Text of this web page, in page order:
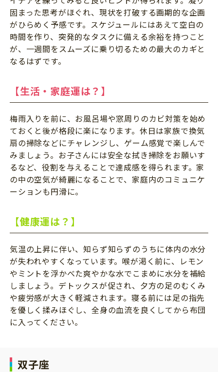
固まった思考がほぐれ、現状を打破する画期的な企画
がひらめく予感です。スケジュールにはあえて空白の
時間を作り、突発的なタスクに備える余裕を持つこと
が、一週間をスムーズに乗り切るための最大のカギと
なるはずです。
【生活・家庭運は？】
梅雨入りを前に、お風呂場や窓周りのカビ対策を始め
ておくと後が格段に楽になります。休日は家族で換気
扇の掃除などにチャレンジし、ゲーム感覚で楽しんで
みましょう。お子さんには安全な拭き掃除をお願いす
るなど、役割を与えることで達成感を得られます。家
の中の空気が綺麗になることで、家庭内のコミュニケ
ーションも円滑に。
【健康運は？】
気温の上昇に伴い、知らず知らずのうちに体内の水分
が失われやすくなっています。喉が渇く前に、レモン
やミントを浮かべた爽やかな水でこまめに水分を補給
しましょう。デトックスが促され、夕方の足のむくみ
や疲労感が大きく軽減されます。寝る前には足の指先
を優しく揉みほぐし、全身の血流を良くしてから布団
に入ってください。
双子座